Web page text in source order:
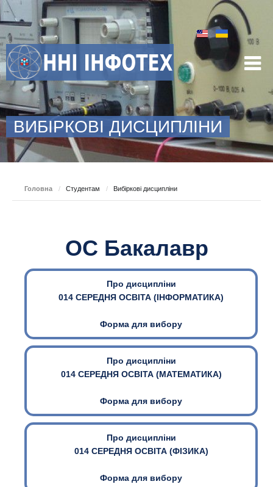
ВИБІРКОВІ ДИСЦИПЛІНИ
Головна / Студентам / Вибіркові дисципліни
ОС Бакалавр
Про дисципліни
014 СЕРЕДНЯ ОСВІТА (ІНФОРМАТИКА)
Форма для вибору
Про дисципліни
014 СЕРЕДНЯ ОСВІТА (МАТЕМАТИКА)
Форма для вибору
Про дисципліни
014 СЕРЕДНЯ ОСВІТА (ФІЗИКА)
Форма для вибору